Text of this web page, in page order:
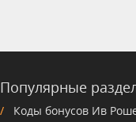
Популярные
Коды бонусов Ив